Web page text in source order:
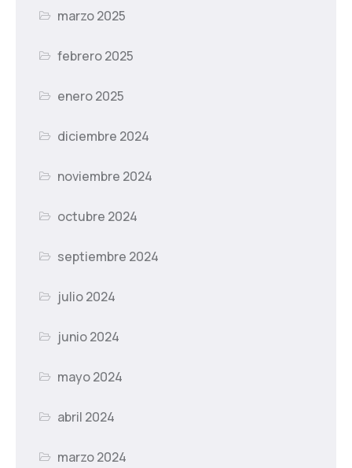
marzo 2025
febrero 2025
enero 2025
diciembre 2024
noviembre 2024
octubre 2024
septiembre 2024
julio 2024
junio 2024
mayo 2024
abril 2024
marzo 2024